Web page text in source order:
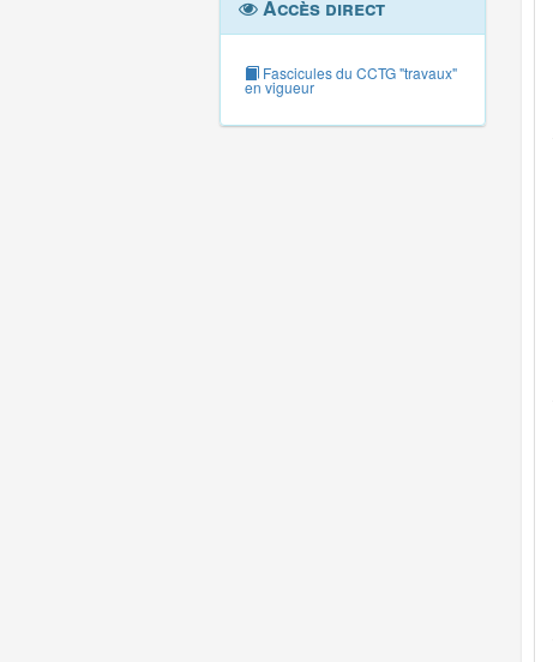
Accès direct
Fascicules du CCTG "travaux"
en vigueur